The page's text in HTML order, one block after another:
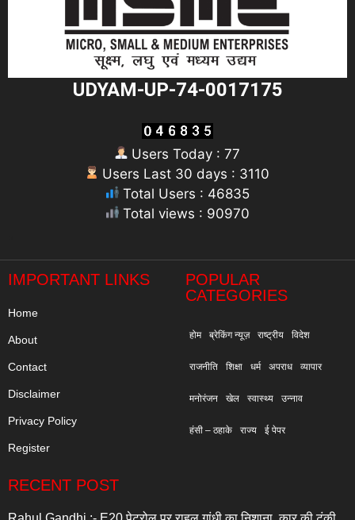
UDYAM-UP-74-0017175
Users Today : 77
Users Last 30 days : 3110
Total Users : 46835
Total views : 90970
IMPORTANT LINKS
Home
About
Contact
Disclaimer
Privacy Policy
Register
POPULAR
CATEGORIES
होम ब्रेकिंग न्यूज़ राष्ट्रीय विदेश
राजनीति शिक्षा धर्म अपराध व्यापार
मनोरंजन खेल स्वास्थ्य उन्नाव
हंसी – ठहाके राज्य ई पेपर
RECENT POST